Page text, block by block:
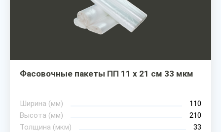
Фасовочные пакеты ПП 11 х 21 см 33 мкм
Ширина (мм)
110
Высота (мм)
210
Толщина (мкм)
33